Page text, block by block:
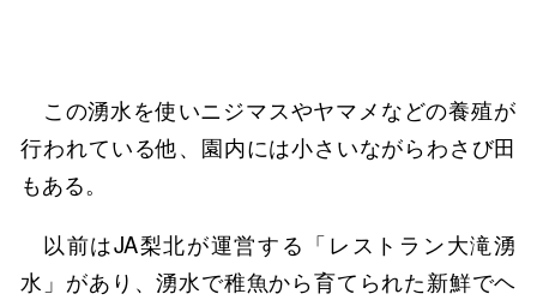
この湧水を使いニジマスやヤマメなどの養殖が
行われている他、園内には小さいながらわさび田
もある。
以前はJA梨北が運営する「レストラン大滝湧
水」があり、湧水で稚魚から育てられた新鮮でヘ